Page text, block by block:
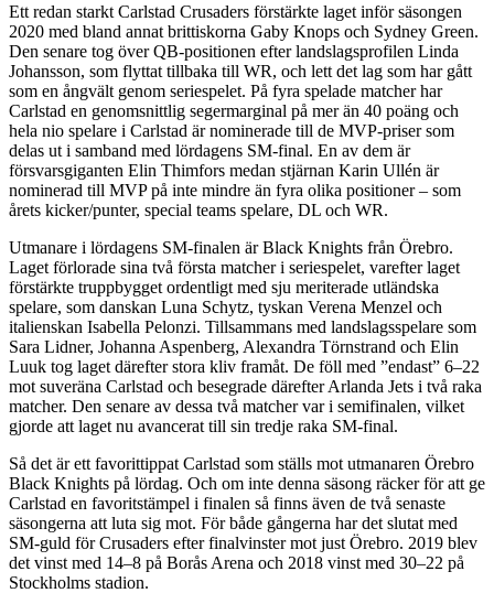
Ett redan starkt Carlstad Crusaders förstärkte laget inför säsongen
2020 med bland annat brittiskorna Gaby Knops och Sydney Green.
Den senare tog över QB-positionen efter landslagsprofilen Linda
Johansson, som flyttat tillbaka till WR, och lett det lag som har gått
som en ångvält genom seriespelet. På fyra spelade matcher har
Carlstad en genomsnittlig segermarginal på mer än 40 poäng och
hela nio spelare i Carlstad är nominerade till de MVP-priser som
delas ut i samband med lördagens SM-final. En av dem är
försvarsgiganten Elin Thimfors medan stjärnan Karin Ullén är
nominerad till MVP på inte mindre än fyra olika positioner – som
årets kicker/punter, special teams spelare, DL och WR.
Utmanare i lördagens SM-finalen är Black Knights från Örebro.
Laget förlorade sina två första matcher i seriespelet, varefter laget
förstärkte truppbygget ordentligt med sju meriterade utländska
spelare, som danskan Luna Schytz, tyskan Verena Menzel och
italienskan Isabella Pelonzi. Tillsammans med landslagsspelare som
Sara Lidner, Johanna Aspenberg, Alexandra Törnstrand och Elin
Luuk tog laget därefter stora kliv framåt. De föll med ”endast” 6–22
mot suveräna Carlstad och besegrade därefter Arlanda Jets i två raka
matcher. Den senare av dessa två matcher var i semifinalen, vilket
gjorde att laget nu avancerat till sin tredje raka SM-final.
Så det är ett favorittippat Carlstad som ställs mot utmanaren Örebro
Black Knights på lördag. Och om inte denna säsong räcker för att ge
Carlstad en favoritstämpel i finalen så finns även de två senaste
säsongerna att luta sig mot. För både gångerna har det slutat med
SM-guld för Crusaders efter finalvinster mot just Örebro. 2019 blev
det vinst med 14–8 på Borås Arena och 2018 vinst med 30–22 på
Stockholms stadion.